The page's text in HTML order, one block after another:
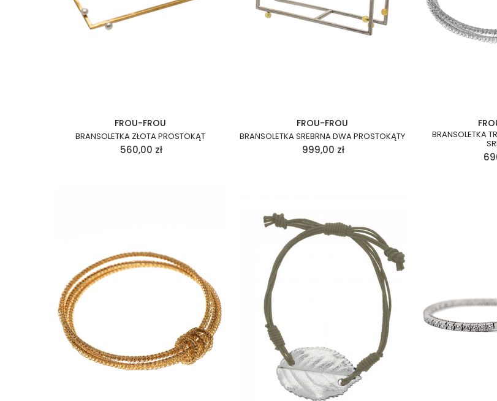
FROU-FROU
BRANSOLETKA ZŁOTA PROSTOKĄT
560,00 zł
FROU-FROU
BRANSOLETKA SREBRNA DWA PROSTOKĄTY
999,00 zł
BRANSOLETKA